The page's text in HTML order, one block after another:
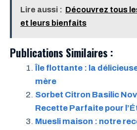
Lire aussi : Découvrez tous
et leurs bienfaits
Publications Similaires :
Île flottante : la
mère
Sorbet Citron Basilic
Recette Parfaite pour
Muesli maison : notre